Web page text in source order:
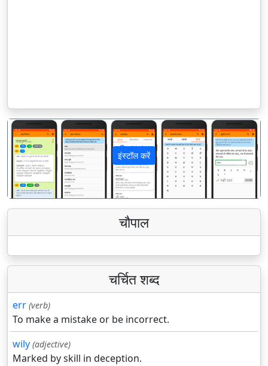
इंस्टॉल करें
पिछला अगला
चौपाल
चर्चित शब्द
err (verb)
To make a mistake or be incorrect.
wily (adjective)
Marked by skill in deception.